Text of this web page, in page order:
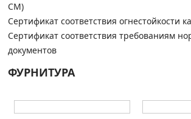
СМ)
Сертификат соответствия огнестойкости
Сертификат соответствия требованиям
документов
ФУРНИТУРА